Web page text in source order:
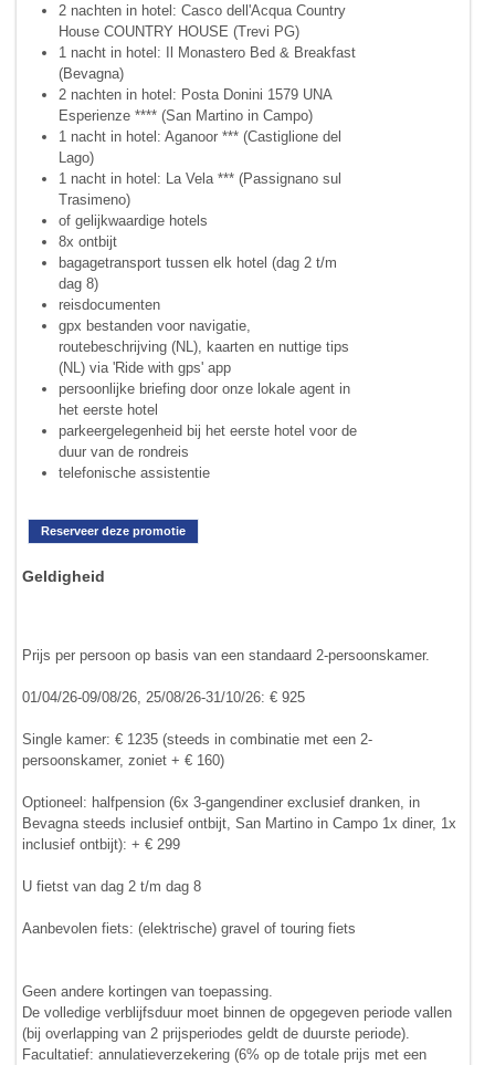
2 nachten in hotel: Casco dell'Acqua Country
House COUNTRY HOUSE (Trevi PG)
1 nacht in hotel: Il Monastero Bed & Breakfast
(Bevagna)
2 nachten in hotel: Posta Donini 1579 UNA
Esperienze **** (San Martino in Campo)
1 nacht in hotel: Aganoor *** (Castiglione del
Lago)
1 nacht in hotel: La Vela *** (Passignano sul
Trasimeno)
of gelijkwaardige hotels
8x ontbijt
bagagetransport tussen elk hotel (dag 2 t/m
dag 8)
reisdocumenten
gpx bestanden voor navigatie,
routebeschrijving (NL), kaarten en nuttige tips
(NL) via 'Ride with gps' app
persoonlijke briefing door onze lokale agent in
het eerste hotel
parkeergelegenheid bij het eerste hotel voor de
duur van de rondreis
telefonische assistentie
Reserveer deze promotie
Geldigheid
Prijs per persoon op basis van een standaard 2-persoonskamer.
01/04/26-09/08/26, 25/08/26-31/10/26: € 925
Single kamer: € 1235 (steeds in combinatie met een 2-
persoonskamer, zoniet + € 160)
Optioneel: halfpension (6x 3-gangendiner exclusief dranken, in
Bevagna steeds inclusief ontbijt, San Martino in Campo 1x diner, 1x
inclusief ontbijt): + € 299
U fietst van dag 2 t/m dag 8
Aanbevolen fiets: (elektrische) gravel of touring fiets
Geen andere kortingen van toepassing.
De volledige verblijfsduur moet binnen de opgegeven periode vallen
(bij overlapping van 2 prijsperiodes geldt de duurste periode).
Facultatief: annulatieverzekering (6% op de totale prijs met een